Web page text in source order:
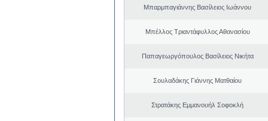
Μπαρμπαγιάννης Βασίλειος Ιωάννου
Μπέλλος Τριαντάφυλλος Αθανασίου
Παπαγεωργόπουλος Βασίλειος Νικήτα
Σουλαδάκης Γιάννης Ματθαίου
Στρατάκης Εμμανουήλ Σοφοκλή